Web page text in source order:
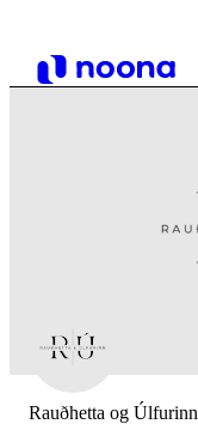
Rauðhetta og Úlfurinn